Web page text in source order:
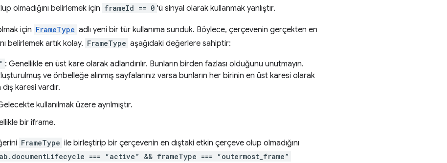
olmadığını belirlemek için frameId == 0 'ü sinyal olarak kullanmak yanlıştır.
için FrameType adlı yeni bir tür kullanıma sunduk. Böylece, çerçevenin gerçekten en
belirlemek artık kolay. FrameType aşağıdaki değerlere sahiptir:
: Genellikle en üst kare olarak adlandırılır. Bunların birden fazlası olduğunu unutmayın.
ve önbelleğe alınmış sayfalarınız varsa bunların her birinin en üst karesi olarak
karesi vardır.
kullanılmak üzere ayrılmıştır.
bir iframe.
FrameType ile birleştirip bir çerçevenin en dıştaki etkin çerçeve olup olmadığını
=== “active” && frameType === “outermost_frame”